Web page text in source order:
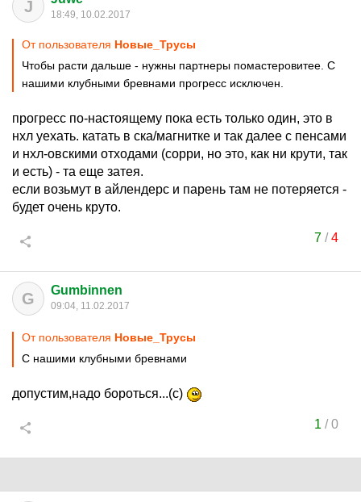
J 18:49, 10.02.2017
От пользователя Новые_Трусы
Чтобы расти дальше - нужны партнеры помастеровитее. С
нашими клубными бревнами прогресс исключен.
прогресс по-настоящему пока есть только один, это в
нхл уехать. катать в ска/магнитке и так далее с пенсами
и нхл-овскими отходами (сорри, но это, как ни крути, так
и есть) - та еще затея.
если возьмут в айлендерс и парень там не потеряется -
будет очень круто.
7/4
G Gumbinnen
09:04, 11.02.2017
От пользователя Новые_Трусы
С нашими клубными бревнами
допустим,надо бороться...(с)
1 /0